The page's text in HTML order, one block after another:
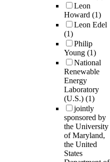
Leon
Howard (1)
Leon Edel
(1)
Philip
Young (1)
National
Renewable
Energy
Laboratory
(U.S.) (1)
jointly
sponsored by
the University
of Maryland,
the United
States